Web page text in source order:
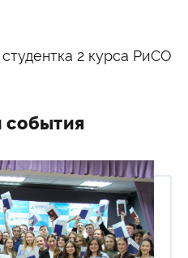
2 курса РиСО
события